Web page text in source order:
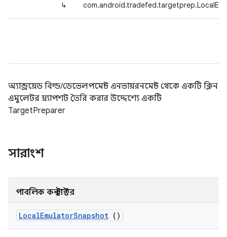
↳
অ্যান্ড্রয়েড বিল্ড/ডেভেলপমেন্ট এনভায়রনমেন্ট থেকে একটি ক্লিন
এমুলেটর স্ন্যাপশট তৈরি করার উদ্দেশ্যে একটি
TargetPreparer
সারাংশ
পাবলিক কনস্ট্রাক্টর
LocalEmulatorSnapshot ()